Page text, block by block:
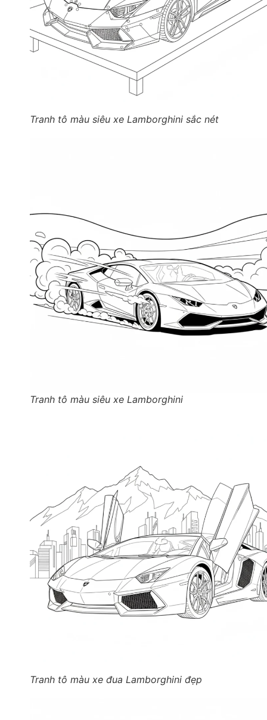
Tranh tô màu siêu xe Lamborghini sắc nét
Tranh tô màu siêu xe Lamborghini
Tranh tô màu xe đua Lamborghini đẹp